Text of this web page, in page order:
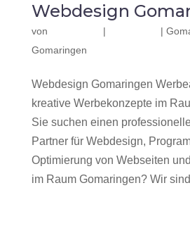
Webdesign
von | |
Gomaringen
Webdesign Gomaringen
kreative Werbekonzepte im
Sie suchen einen
Partner für Webdesign,
Optimierung von Webseiten
im Raum Gomaringen? Wir